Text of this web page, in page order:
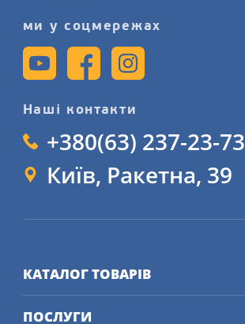
ми у соцмережах
Наші контакти
+380(63) 237-23-73
Київ, Ракетна, 39
КАТАЛОГ ТОВАРІВ
ПОСЛУГИ